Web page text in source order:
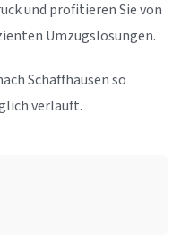
und profitieren Sie von
Umzugslösungen.
Schaffhausen so
verläuft.